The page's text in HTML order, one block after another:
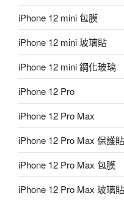
iPhone 12 mini 包膜
iPhone 12 mini 玻璃貼
iPhone 12 mini 鋼化玻璃
iPhone 12 Pro
iPhone 12 Pro Max
iPhone 12 Pro Max 保護貼
iPhone 12 Pro Max 包膜
iPhone 12 Pro Max 玻璃貼